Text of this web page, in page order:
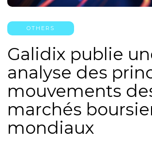
OTHERS
Galidix publie
analyse des
mouvements
marchés
mondiaux